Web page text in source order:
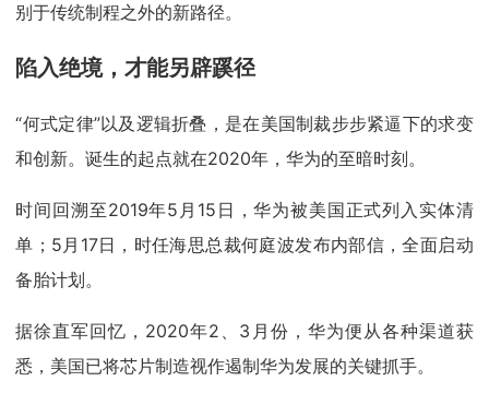
别于传统制程之外的新路径。
陷入绝境，才能另辟蹊径
“何式定律”以及逻辑折叠，是在美国制裁步步紧逼下的求变
和创新。诞生的起点就在2020年，华为的至暗时刻。
时间回溯至2019年5月15日，华为被美国正式列入实体清
单；5月17日，时任海思总裁何庭波发布内部信，全面启动
备胎计划。
据徐直军回忆，2020年2、3月份，华为便从各种渠道获
悉，美国已将芯片制造视作遏制华为发展的关键抓手。